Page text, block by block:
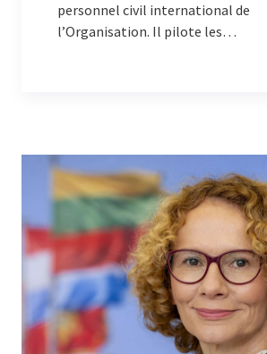
personnel civil international de
l’Organisation. Il pilote les